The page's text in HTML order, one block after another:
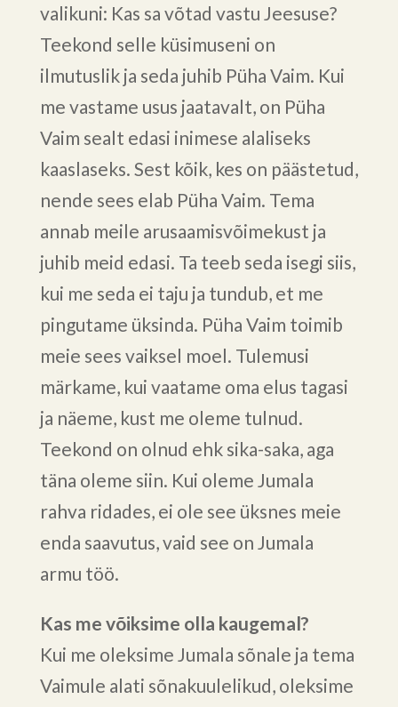
valikuni: Kas sa võtad vastu Jeesuse?
Teekond selle küsimuseni on
ilmutuslik ja seda juhib Püha Vaim. Kui
me vastame usus jaatavalt, on Püha
Vaim sealt edasi inimese alaliseks
kaaslaseks. Sest kõik, kes on päästetud,
nende sees elab Püha Vaim. Tema
annab meile arusaamisvõimekust ja
juhib meid edasi. Ta teeb seda isegi siis,
kui me seda ei taju ja tundub, et me
pingutame üksinda. Püha Vaim toimib
meie sees vaiksel moel. Tulemusi
märkame, kui vaatame oma elus tagasi
ja näeme, kust me oleme tulnud.
Teekond on olnud ehk sika-saka, aga
täna oleme siin. Kui oleme Jumala
rahva ridades, ei ole see üksnes meie
enda saavutus, vaid see on Jumala
armu töö.
Kas me võiksime olla kaugemal?
Kui me oleksime Jumala sõnale ja tema
Vaimule alati sõnakuulelikud, oleksime